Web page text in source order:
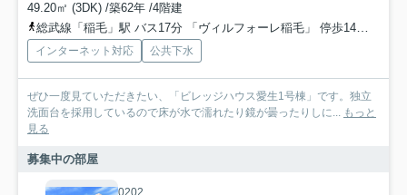
49.20㎡ (3DK) /築62年 /4階建
総武線「稲毛」駅 バス17分 「ヴィルフォーレ稲毛」 停歩14分
インターネット対応 公共下水
ぜひ一度見ていただきたい、「ビレッジハウス愛生1号棟」です。独立
洗面台を採用しているので床が水で濡れたり鏡が曇ったりしに... もっと
見る
募集中の部屋
0202